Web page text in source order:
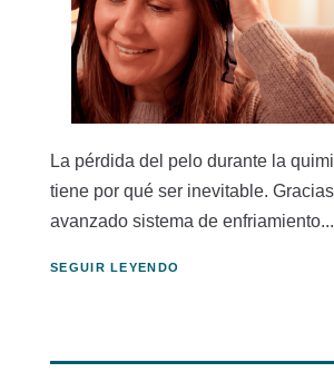
La pérdida del pelo durante la
tiene por qué ser inevitable.
avanzado sistema de enfriamiento...
SEGUIR LEYENDO